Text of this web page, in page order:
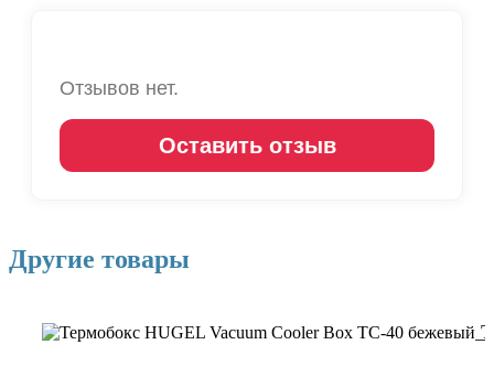
Отзывов нет.
Оставить отзыв
Другие товары